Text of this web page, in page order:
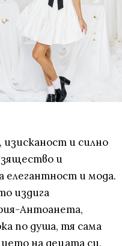
и силно
и
елегантност и мода.
издига
Антоанета,
по душа, тя сама
на децата си,